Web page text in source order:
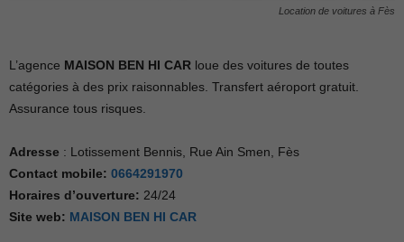
Location de voitures à Fès
L’agence MAISON BEN HI CAR loue des voitures de toutes
catégories à des prix raisonnables. Transfert aéroport gratuit.
Assurance tous risques.
Adresse : Lotissement Bennis, Rue Ain Smen, Fès
Contact mobile: 0664291970
Horaires d’ouverture: 24/24
Site web: MAISON BEN HI CAR